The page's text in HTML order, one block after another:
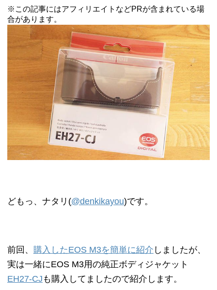
※この記事にはアフィリエイトなどPRが含まれている場
合があります。
どもっ、ナタリ(@denkikayou)です。
前回、 購入したEOS M3を簡単に紹介 しましたが、
実は一緒にEOS M3用の純正ボディジャケット
EH27-CJ も購入してましたので紹介します。